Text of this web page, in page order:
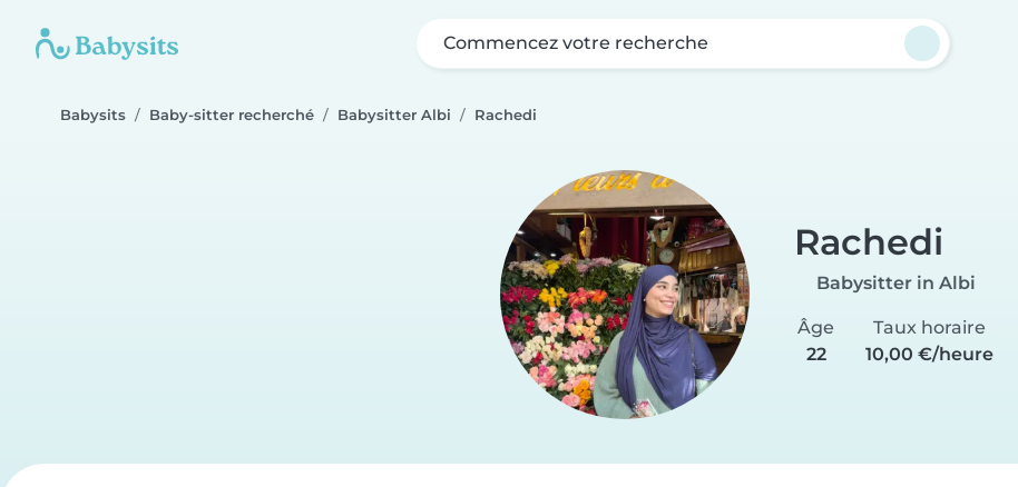
Commencez votre recherche
Babysits Baby-sitter recherché Babysitter Albi Rachedi
Rachedi
Babysitter in Albi
Âge
22
Taux horaire
10,00 €/heure